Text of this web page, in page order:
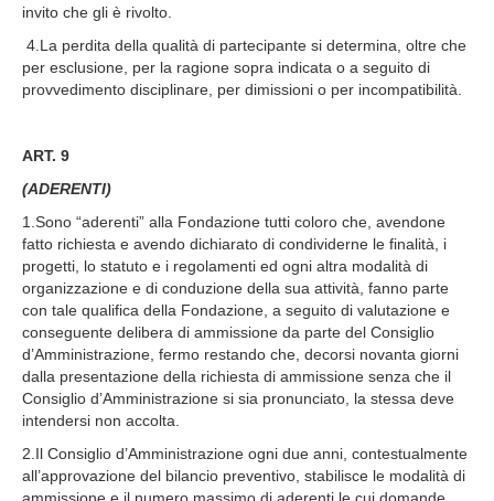
invito che gli è rivolto.
4.La perdita della qualità di partecipante si determina, oltre che
per esclusione, per la ragione sopra indicata o a seguito di
provvedimento disciplinare, per dimissioni o per incompatibilità.
ART. 9
(ADERENTI)
1.Sono “aderenti” alla Fondazione tutti coloro che, avendone
fatto richiesta e avendo dichiarato di condividerne le finalità, i
progetti, lo statuto e i regolamenti ed ogni altra modalità di
organizzazione e di conduzione della sua attività, fanno parte
con tale qualifica della Fondazione, a seguito di valutazione e
conseguente delibera di ammissione da parte del Consiglio
d’Amministrazione, fermo restando che, decorsi novanta giorni
dalla presentazione della richiesta di ammissione senza che il
Consiglio d’Amministrazione si sia pronunciato, la stessa deve
intendersi non accolta.
2.Il Consiglio d’Amministrazione ogni due anni, contestualmente
all’approvazione del bilancio preventivo, stabilisce le modalità di